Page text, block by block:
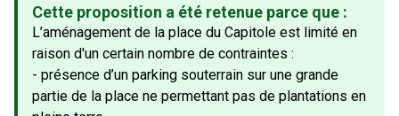
Cette proposition a été retenue parce que :
L’aménagement de la place du Capitole est limité en
raison d'un certain nombre de contraintes :
- présence d’un parking souterrain sur une grande
partie de la place ne permettant pas de plantations en